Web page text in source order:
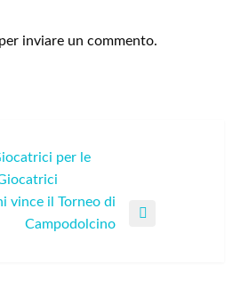
per inviare un commento.
per le
vince il Torneo di
Campodolcino